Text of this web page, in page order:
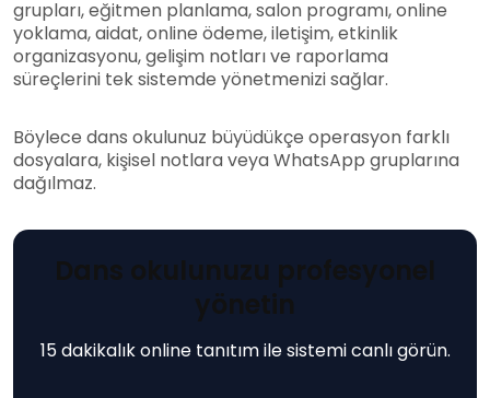
grupları, eğitmen planlama, salon programı, online
yoklama, aidat, online ödeme, iletişim, etkinlik
organizasyonu, gelişim notları ve raporlama
süreçlerini tek sistemde yönetmenizi sağlar.
Böylece dans okulunuz büyüdükçe operasyon farklı
dosyalara, kişisel notlara veya WhatsApp gruplarına
dağılmaz.
Dans okulunuzu profesyonel
yönetin
15 dakikalık online tanıtım ile sistemi canlı görün.